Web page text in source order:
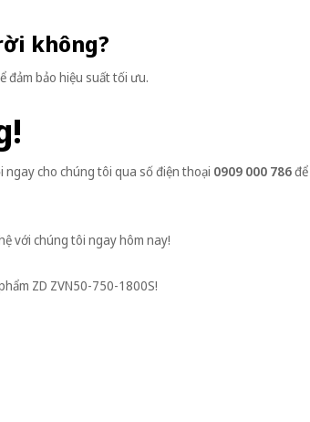
không?
đảm bảo hiệu suất tối ưu.
cho chúng tôi qua số điện thoại 0909 000 786
với chúng tôi ngay hôm nay!
ZD ZVN50-750-1800S!